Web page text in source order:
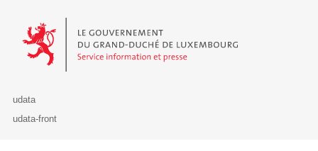
Le Gouvernement du Grand-Duché de Luxembourg - Service
udata
udata-front